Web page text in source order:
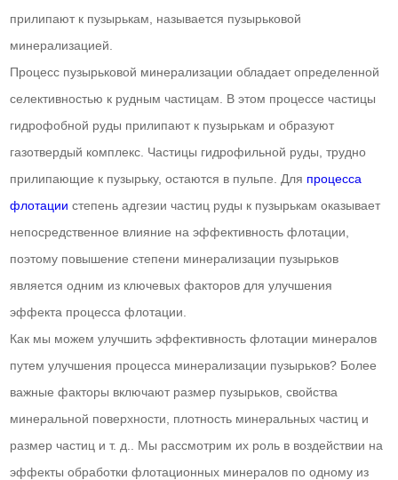
прилипают к пузырькам, называется пузырьковой
минерализацией.
Процесс пузырьковой минерализации обладает определенной
селективностью к рудным частицам. В этом процессе частицы
гидрофобной руды прилипают к пузырькам и образуют
газотвердый комплекс. Частицы гидрофильной руды, трудно
прилипающие к пузырьку, остаются в пульпе. Для процесса
флотации степень адгезии частиц руды к пузырькам оказывает
непосредственное влияние на эффективность флотации,
поэтому повышение степени минерализации пузырьков
является одним из ключевых факторов для улучшения
эффекта процесса флотации.
Как мы можем улучшить эффективность флотации минералов
путем улучшения процесса минерализации пузырьков? Более
важные факторы включают размер пузырьков, свойства
минеральной поверхности, плотность минеральных частиц и
размер частиц и т. д.. Мы рассмотрим их роль в воздействии на
эффекты обработки флотационных минералов по одному из